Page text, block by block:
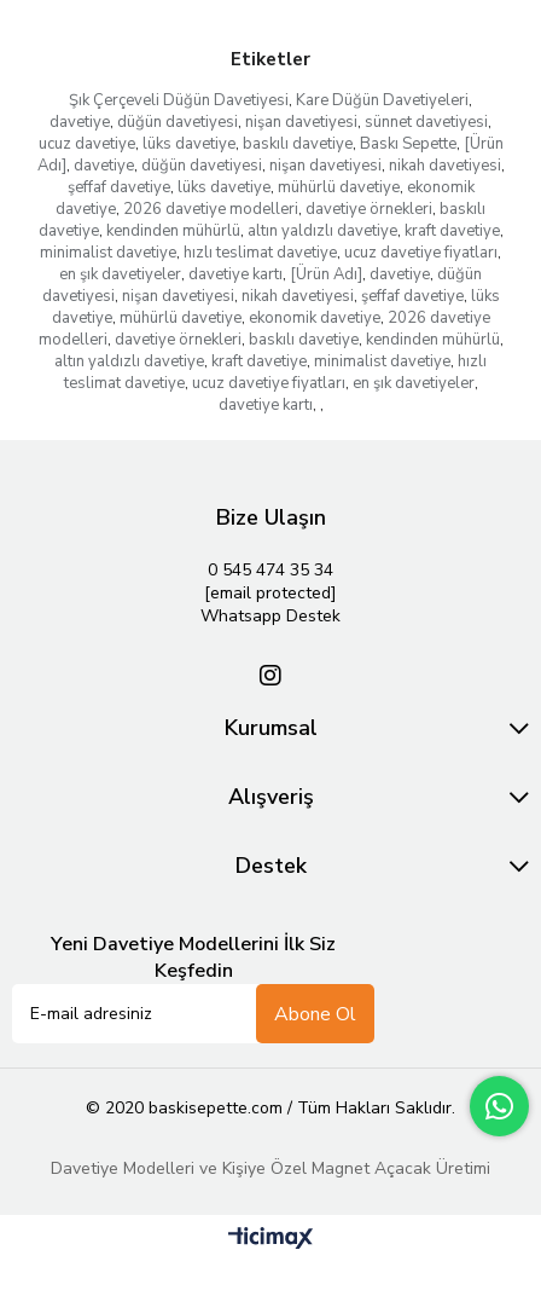
Etiketler
Şık Çerçeveli Düğün Davetiyesi, Kare Düğün Davetiyeleri,
davetiye, düğün davetiyesi, nişan davetiyesi, sünnet davetiyesi,
ucuz davetiye, lüks davetiye, baskılı davetiye, Baskı Sepette, [Ürün
Adı], davetiye, düğün davetiyesi, nişan davetiyesi, nikah davetiyesi,
şeffaf davetiye, lüks davetiye, mühürlü davetiye, ekonomik
davetiye, 2026 davetiye modelleri, davetiye örnekleri, baskılı
davetiye, kendinden mühürlü, altın yaldızlı davetiye, kraft davetiye,
minimalist davetiye, hızlı teslimat davetiye, ucuz davetiye fiyatları,
en şık davetiyeler, davetiye kartı, [Ürün Adı], davetiye, düğün
davetiyesi, nişan davetiyesi, nikah davetiyesi, şeffaf davetiye, lüks
davetiye, mühürlü davetiye, ekonomik davetiye, 2026 davetiye
modelleri, davetiye örnekleri, baskılı davetiye, kendinden mühürlü,
altın yaldızlı davetiye, kraft davetiye, minimalist davetiye, hızlı
teslimat davetiye, ucuz davetiye fiyatları, en şık davetiyeler,
davetiye kartı, ,
Bize Ulaşın
0 545 474 35 34
[email protected]
Whatsapp Destek
Kurumsal
Alışveriş
Destek
Yeni Davetiye Modellerini İlk Siz
Keşfedin
Abone Ol
© 2020 baskisepette.com / Tüm Hakları Saklıdır.
Davetiye Modelleri ve Kişiye Özel Magnet Açacak Üretimi